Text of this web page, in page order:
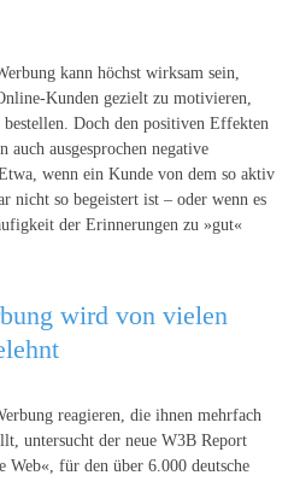
kann höchst wirksam sein,
Kunden gezielt zu motivieren,
Doch den positiven Effekten
auch ausgesprochen negative
wenn ein Kunde von dem so aktiv
nicht so begeistert ist – oder wenn es
der Erinnerungen zu »gut«
wird von vielen
reagieren, die ihnen mehrfach
untersucht der neue W3B Report
für den über 6.000 deutsche